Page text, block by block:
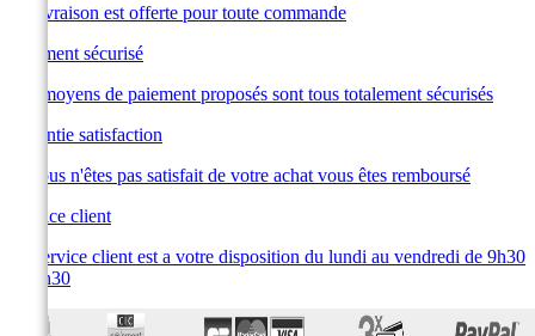
La livraison est offerte pour toute commande
Paiement sécurisé
Les moyens de paiement proposés sont tous totalement sécurisés
Garantie satisfaction
Si vous n'êtes pas satisfait de votre achat vous êtes remboursé
Service client
Le service client est a votre disposition du lundi au vendredi de 9h30
à 19h30